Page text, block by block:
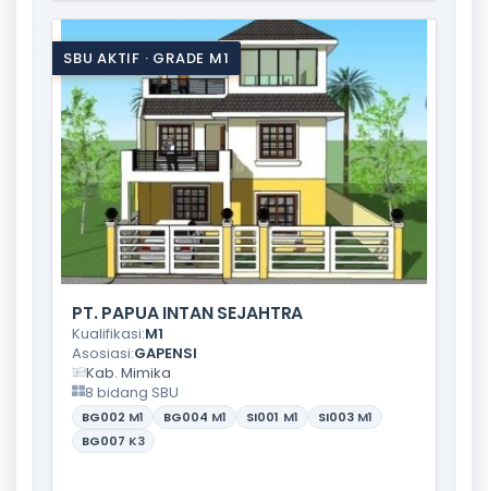
SBU AKTIF · GRADE M1
PT. PAPUA INTAN SEJAHTRA
Kualifikasi:M1
Asosiasi:GAPENSI
Kab. Mimika
8 bidang SBU
BG002 M1 BG004 M1 SI001 M1 SI003 M1
BG007 K3